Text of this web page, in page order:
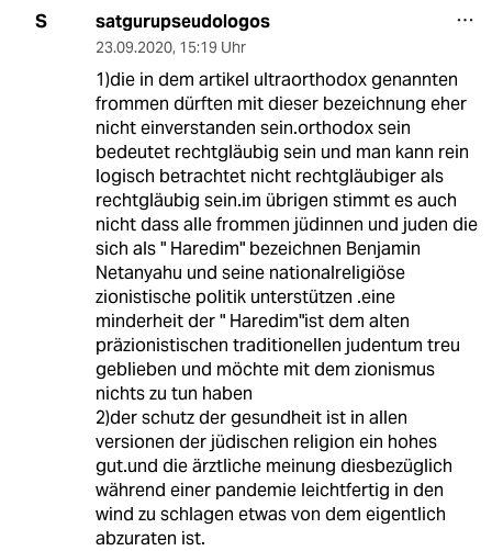
S satgurupseudologos
23.09.2020, 15:19 Uhr
1)die in dem artikel ultraorthodox genannten
frommen dürften mit dieser bezeichnung eher
nicht einverstanden sein.orthodox sein
bedeutet rechtgläubig sein und man kann rein
logisch betrachtet nicht rechtgläubiger als
rechtgläubig sein.im übrigen stimmt es auch
nicht dass alle frommen jüdinnen und juden die
sich als " Haredim" bezeichnen Benjamin
Netanyahu und seine nationalreligiöse
zionistische politik unterstützen .eine
minderheit der " Haredim"ist dem alten
präzionistischen traditionellen judentum treu
geblieben und möchte mit dem zionismus
nichts zu tun haben
2)der schutz der gesundheit ist in allen
versionen der jüdischen religion ein hohes
gut.und die ärztliche meinung diesbezüglich
während einer pandemie leichtfertig in den
wind zu schlagen etwas von dem eigentlich
abzuraten ist.